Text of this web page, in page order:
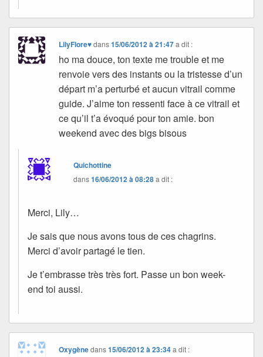
LilyFlore♥dans15/06/2012 à 21:47 a dit :
ho ma douce, ton texte me trouble et me
renvoie vers des instants ou la tristesse d’un
départ m’a perturbé et aucun vitrail comme
guide. J’aime ton ressenti face à ce vitrail et
ce qu’il t’a évoqué pour ton amie. bon
weekend avec des bigs bisous
Quichottine
dans16/06/2012 à 08:28a dit :
Merci, Lily…
Je sais que nous avons tous de ces chagrins.
Merci d’avoir partagé le tien.
Je t’embrasse très très fort. Passe un bon week-
end toi aussi.
Oxygènedans15/06/2012 à 23:34 a dit :